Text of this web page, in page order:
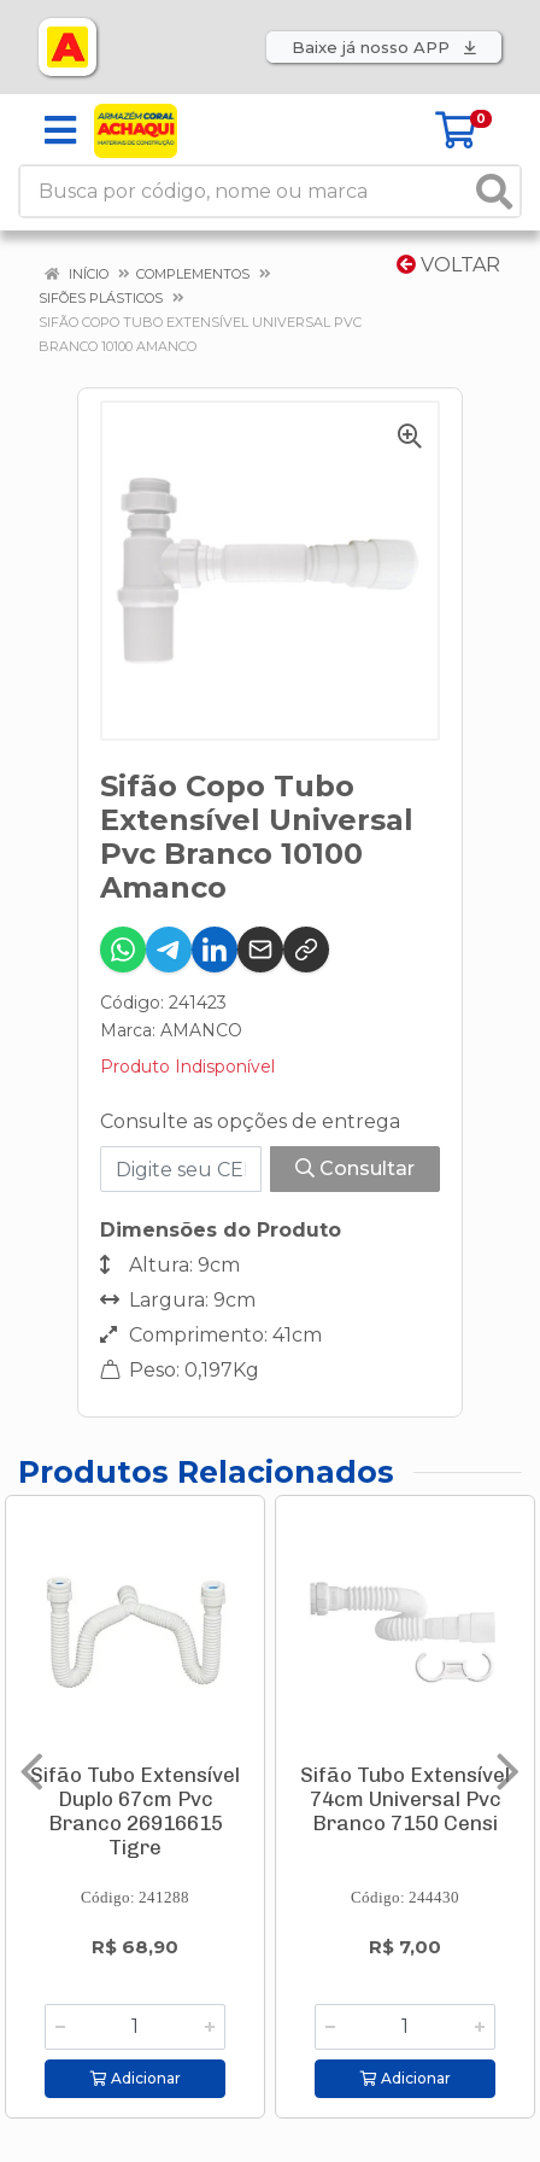
Baixe já nosso APP
0
VOLTAR
INÍCIO
COMPLEMENTOS
SIFÕES PLÁSTICOS
SIFÃO COPO TUBO EXTENSÍVEL UNIVERSAL PVC
BRANCO 10100 AMANCO
Sifão Copo Tubo
Extensível Universal
Pvc Branco 10100
Amanco
Código: 241423
Marca: AMANCO
Produto Indisponível
Consulte as opções de entrega
Consultar
Dimensões do Produto
Altura: 9cm
Largura: 9cm
Comprimento: 41cm
Peso: 0,197Kg
Produtos Relacionados
Sifão Tubo Extensível
Duplo 67cm Pvc
Branco 26916615
Tigre
Código: 241288
R$ 68,90
Adicionar
Sifão Tubo Extensível
74cm Universal Pvc
Branco 7150 Censi
Código: 244430
R$ 7,00
Adicionar